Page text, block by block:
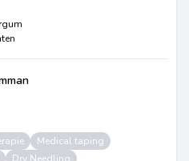
Medical taping